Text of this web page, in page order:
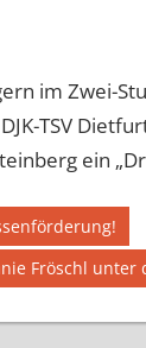
im Zwei-
TSV
ein
Fröschl unter